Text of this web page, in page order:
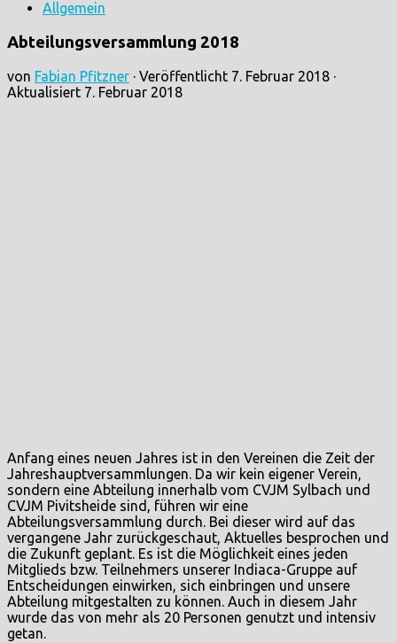
Allgemein
Abteilungsversammlung 2018
von Fabian Pfitzner · Veröffentlicht 7. Februar 2018 ·
Aktualisiert 7. Februar 2018
Anfang eines neuen Jahres ist in den Vereinen die Zeit der
Jahreshauptversammlungen. Da wir kein eigener Verein,
sondern eine Abteilung innerhalb vom CVJM Sylbach und
CVJM Pivitsheide sind, führen wir eine
Abteilungsversammlung durch. Bei dieser wird auf das
vergangene Jahr zurückgeschaut, Aktuelles besprochen und
die Zukunft geplant. Es ist die Möglichkeit eines jeden
Mitglieds bzw. Teilnehmers unserer Indiaca-Gruppe auf
Entscheidungen einwirken, sich einbringen und unsere
Abteilung mitgestalten zu können. Auch in diesem Jahr
wurde das von mehr als 20 Personen genutzt und intensiv
getan.